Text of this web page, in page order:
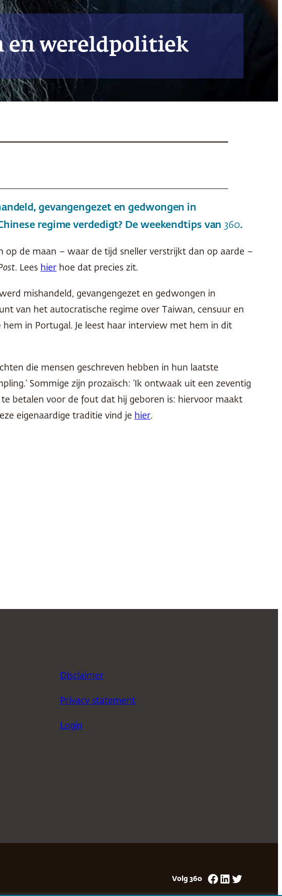
en wereldpolitiek
gevangengezet en gedwongen in
regime verdedigt? De weekendtips van 360.
de maan – waar de tijd sneller verstrijkt dan op aarde –
. Lees hier hoe dat precies zit.
mishandeld, gevangengezet en gedwongen in
van het autocratische regime over Taiwan, censuur en
in Portugal. Je leest haar interview met hem in dit
die mensen geschreven hebben in hun laatste
Sommige zijn prozaïsch: ‘Ik ontwaak uit een zeventig
te betalen voor de fout dat hij geboren is: hiervoor maakt
eigenaardige traditie vind je hier.
Disclaimer
Privacy statement
Login
Volg 360 Facebook LinkedIn Twitter